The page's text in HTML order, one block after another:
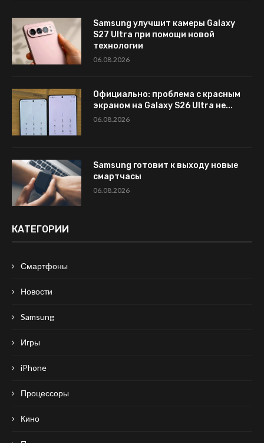
Samsung улучшит камеры Galaxy
S27 Ultra при помощи новой
технологии
06.08.2026
Официально: проблема с красным
экраном на Galaxy S26 Ultra не...
06.08.2026
Samsung готовит к выходу новые
смартчасы
06.08.2026
КАТЕГОРИИ
Смартфоны
Новости
Samsung
Игры
iPhone
Процессоры
Кино